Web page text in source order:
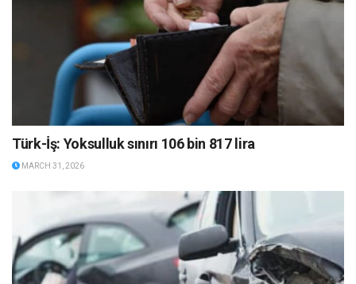
Türk-İş: Yoksulluk sınırı 106 bin 817 lira
MARCH 31, 2026